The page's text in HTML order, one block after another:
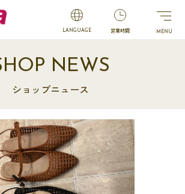
LANGUAGE 営業時間
NEWS
ショップニュース